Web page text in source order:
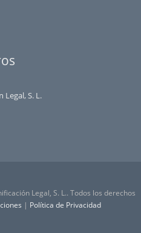
Legal, S. L.
Legal, S. L.. Todos los derechos
| Política de Privacidad